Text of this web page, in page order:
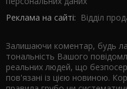
Реклама на сайті: Відділ
Залишаючи коментар, будь
тональність Вашого
реальних людей, що
пов'язані із цією новиною.